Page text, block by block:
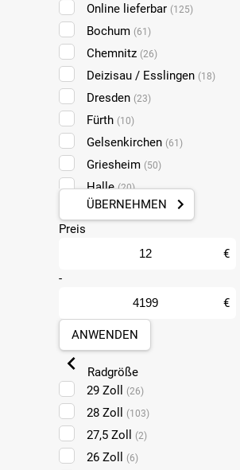
Online lieferbar (125)
Bochum (61)
Chemnitz (26)
Deizisau / Esslingen (18)
Dresden (23)
Fürth (10)
Gelsenkirchen (61)
Griesheim (50)
Halle(20)
Koblenz(50)
Ludwigshafen
Mülheim-Kärlich
Münster(16)
Pforzheim
Sankt Augustin
ÜBERNEHMEN
Preis
€
-
€
ANWENDEN
Radgröße
29 Zoll
(26)
28 Zoll (103)
27,5 Zoll (2)
26 Zoll (6)